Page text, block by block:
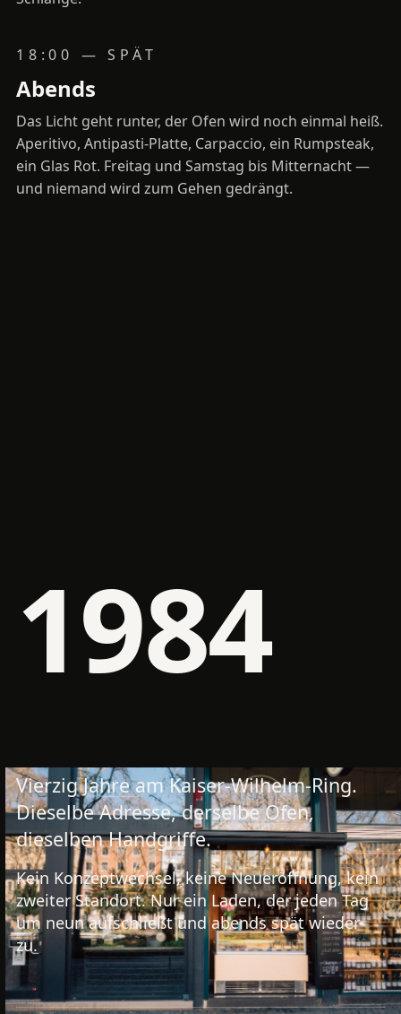
18:00 — SPÄT
Abends
Das Licht geht runter, der Ofen wird noch einmal heiß.
Aperitivo, Antipasti-Platte, Carpaccio, ein Rumpsteak,
ein Glas Rot. Freitag und Samstag bis Mitternacht —
und niemand wird zum Gehen gedrängt.
1984
Vierzig Jahre am Kaiser-Wilhelm-Ring.
Dieselbe Adresse, derselbe Ofen,
dieselben Handgriffe.
Kein Konzeptwechsel, keine Neueröffnung, kein
zweiter Standort. Nur ein Laden, der jeden Tag
um neun aufschließt und abends spät wieder
zu.